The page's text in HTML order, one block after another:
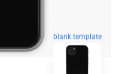
blank template